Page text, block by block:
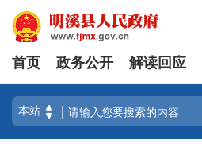
首页 政务公开 解读回应